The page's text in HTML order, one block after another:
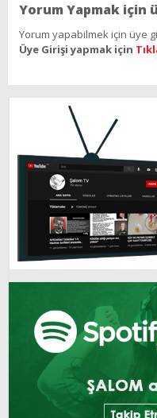
Yorum Yapmak için
Yorum yapabilmek için üye
Üye Girişi yapmak için